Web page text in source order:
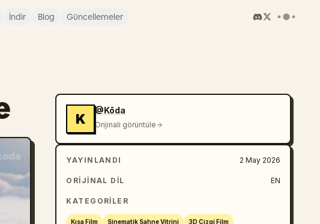
İndir Blog Güncellemeler
K
@Kōda
Orijinali görüntüle
YAYINLANDI 2 May 2026
ORIJINAL DIL EN
KATEGORILER
Kısa Film Sinematik Sahne Vitrini 3D Çizgi Film